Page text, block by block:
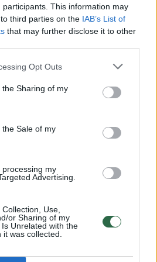
participants. This information may
third parties on the IAB’s List of
that may further disclose it to other
Opt Outs
Sharing of my
Sale of my
my
Advertising.
Use,
or Sharing of my
Unrelated with the
was collected.
Vilniaus r.: dviejų moterų ir
nepavyko
Vilniaus Vakarinis aplinkkelis:
00:02:01
pasidalijo jautriais
Prunskienę